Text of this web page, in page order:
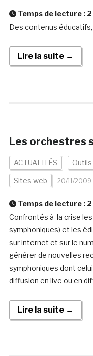
Temps de lecture : 2
Des contenus
Lire la suite →
Les orchestres
ACTUALITÉS
Sites web 20/11/2009
Temps de lecture : 2
Confrontés à la crise
symphoniques) et les
sur internet et sur le
générer de nouvelles
symphoniques dont
diffusion en live ou en
Lire la suite →